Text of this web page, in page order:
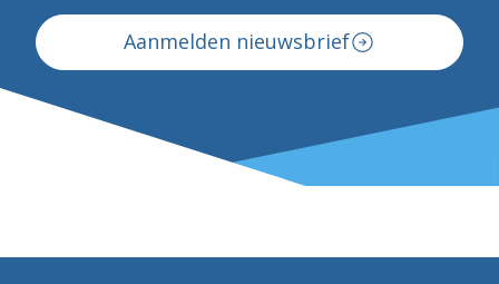
Aanmelden nieuwsbrief